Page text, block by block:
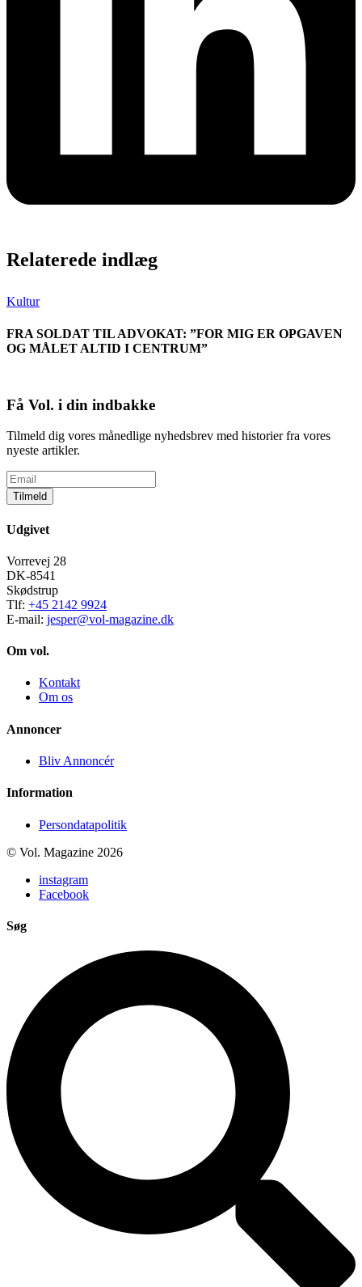
Relaterede indlæg
Kultur
FRA SOLDAT TIL ADVOKAT: ”FOR MIG ER OPGAVEN
OG MÅLET ALTID I CENTRUM”
Få Vol. i din indbakke
Tilmeld dig vores månedlige nyhedsbrev med historier fra vores
nyeste artikler.
Tilmeld
Udgivet
Vorrevej 28
DK-8541
Skødstrup
Tlf: +45 2142 9924
E-mail: jesper@vol-magazine.dk
Om vol.
Kontakt
Om os
Annoncer
Bliv Annoncér
Information
Persondatapolitik
© Vol. Magazine 2026
instagram
Facebook
Søg